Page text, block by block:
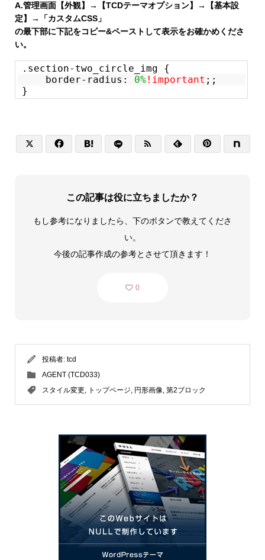
A.管理画面【外観】→【TCDテーマオプション】→【基本設
定】→「カスタムCSS」
の最下部に下記をコピー&ペーストして表示をお確かめくださ
い。
.section-two_circle_img {
border-radius: 0% !important ;;
}
     
この記事は役に立ちましたか？
もし参考になりましたら、下のボタンで教えてくださ
い。
今後の記事作成の参考とさせて頂きます！
0
投稿者: tcd
AGENT (TCD033)
スタイル変更, トップページ, 円形画像, 第2ブロック